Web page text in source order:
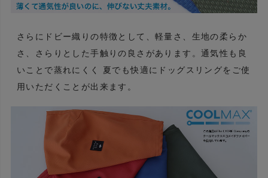
さらにドビー織りの特徴として、軽量さ、生地の柔らか
さ、さらりとした手触りの良さがあります。通気性も良
いことで蒸れにくく 夏でも快適にドッグスリングをご使
用いただくことが出来ます。